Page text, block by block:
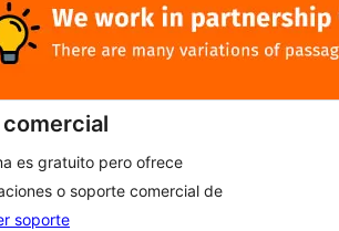
comercial
es gratuito pero ofrece
o soporte comercial de
soporte